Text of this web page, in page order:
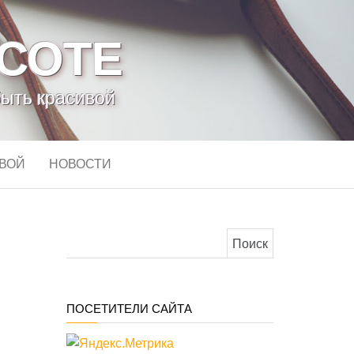
красивой
НОВОСТИ
ПОСЕТИТЕЛИ САЙТА